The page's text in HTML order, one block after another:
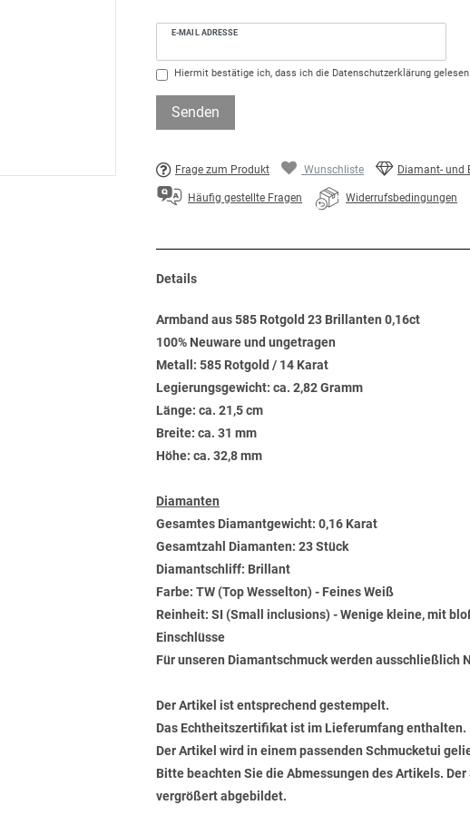
E-MAIL ADRESSE
Hiermit bestätige ich, dass ich die Daten­schutz­erklärung
Senden
Frage zum Produkt Wunschliste Diamant- und
Häufig gestellte Fragen Widerrufsbedingungen
Details
Armband aus 585 Rotgold 23 Brillanten 0,16ct
100% Neuware und ungetragen
Metall: 585 Rotgold / 14 Karat
Legierungsgewicht: ca. 2,82 Gramm
Länge: ca. 21,5 cm
Breite: ca. 31 mm
Höhe: ca. 32,8 mm
Diamanten
Gesamtes Diamantgewicht: 0,16 Karat
Gesamtzahl Diamanten: 23 Stück
Diamantschliff: Brillant
Farbe: TW (Top Wesselton) - Feines Weiß
Reinheit: SI (Small inclusions) - Wenige kleine, mit
Einschlüsse
Für unseren Diamantschmuck werden ausschließlich
Der Artikel ist entsprechend gestempelt.
Das Echtheitszertifikat ist im Lieferumfang enthalten.
Der Artikel wird in einem passenden Schmucketui
Bitte beachten Sie die Abmessungen des Artikels.
vergrößert abgebildet.